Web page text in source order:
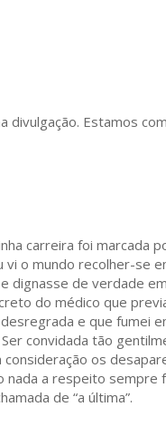
Estamos
carreira foi marcada
o mundo recolher-se
dignasse de verdade
do médico que
e que fumei
convidada tão
os
a respeito sempre
de “a última”.